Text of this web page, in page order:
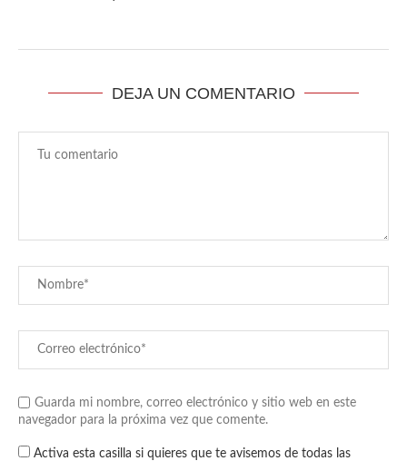
DEJA UN COMENTARIO
Guarda mi nombre, correo electrónico y sitio web en este
navegador para la próxima vez que comente.
Activa esta casilla si quieres que te avisemos de todas las